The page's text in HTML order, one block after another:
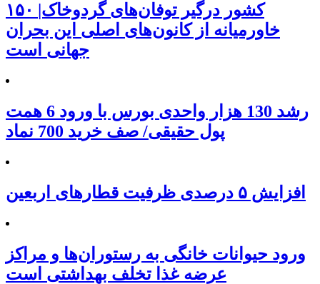
۱۵۰ کشور درگیر توفان‌های گردوخاک|
خاورمیانه از کانون‌های اصلی این بحران
جهانی است
رشد 130 هزار واحدی بورس با ورود 6 همت
پول حقیقی/ صف خرید 700 نماد
افزایش ۵ درصدی ظرفیت قطارهای اربعین
ورود حیوانات خانگی به رستوران‌ها و مراکز
عرضه غذا تخلف بهداشتی است